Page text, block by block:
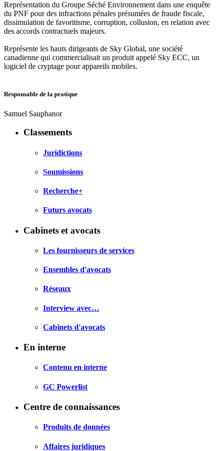
Représentation du Groupe Séché Environnement dans une enquête
du PNF pour des infractions pénales présumées de fraude fiscale,
dissimulation de favoritisme, corruption, collusion, en relation avec
des accords contractuels majeurs.
Représente les hauts dirigeants de Sky Global, une société
canadienne qui commercialisait un produit appelé Sky ECC, un
logiciel de cryptage pour appareils mobiles.
Responsable de la pratique
Samuel Sauphanor
Classements
Juridictions
Soumissions
Recherche+
Futurs avocats
Cabinets et avocats
Les fournisseurs de services
Ensembles d'avocats
Réseaux
Interview avec…
Cabinets d'avocats
En interne
Contenu en interne
GC Powerlist
Centre de connaissances
Produits de données
Affaires juridiques